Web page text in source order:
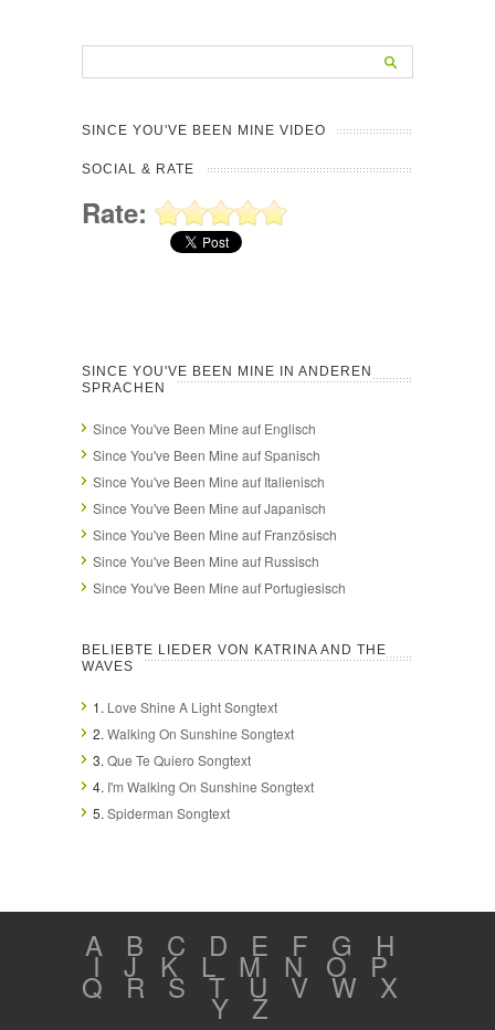
SINCE YOU'VE BEEN MINE VIDEO
SOCIAL & RATE
Rate:
SINCE YOU'VE BEEN MINE IN ANDEREN
SPRACHEN
Since You've Been Mine auf Englisch
Since You've Been Mine auf Spanisch
Since You've Been Mine auf Italienisch
Since You've Been Mine auf Japanisch
Since You've Been Mine auf Französisch
Since You've Been Mine auf Russisch
Since You've Been Mine auf Portugiesisch
BELIEBTE LIEDER VON KATRINA AND THE
WAVES
1. Love Shine A Light Songtext
2. Walking On Sunshine Songtext
3. Que Te Quiero Songtext
4. I'm Walking On Sunshine Songtext
5. Spiderman Songtext
A B C D E F G H
I J K L M N O P
Q R S T U V W X
Y Z